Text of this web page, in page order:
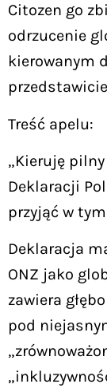
Citozen go
odrzucenie
kierowanym
Treść apelu:
„Kieruję
Deklaracji
przyjąć w
Deklaracja
ONZ jako
zawiera
pod